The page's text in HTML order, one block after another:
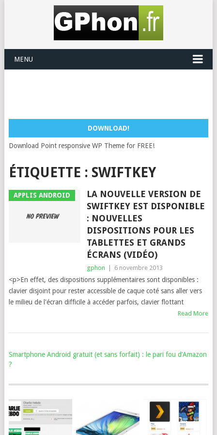
MENU
DOWNLOAD!
Download Point responsive WP Theme for FREE!
ÉTIQUETTE : SWIFTKEY
APPLIS ANDROID
LA NOUVELLE VERSION DE
SWIFTKEY EST DISPONIBLE
: NOUVELLES
DISPOSITIONS POUR LES
TABLETTES ET GRANDS
ÉCRANS (VIDÉO)
gphon 6 novembre 2013
<p>En effet, des dispositions supplémentaires sont disponibles :
clavier disjoint pour rester accessible de caque coté sans aller vers
le milieu de l'écran difficile à accéder parfois, clavier flottant
Read More
Smartphone Android gratuit (et sans forfait) : le pari fou d’Amazon
?